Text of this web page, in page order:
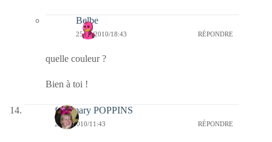
Belbe
25/09/2010/18:43 RÉPONDRE
quelle couleur ?
Bien à toi !
fabymary POPPINS
25/09/2010/11:43 RÉPONDRE